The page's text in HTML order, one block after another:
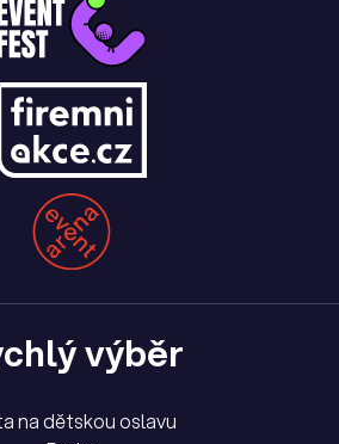
výběr
na dětskou oslavu